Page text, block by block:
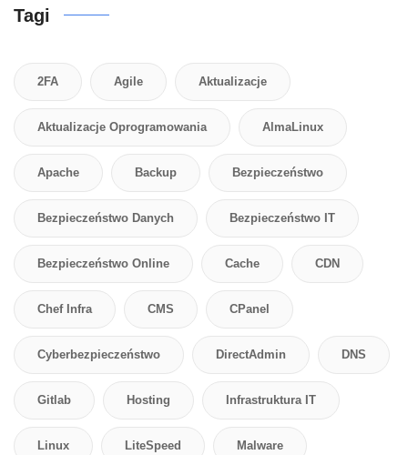
Tagi
2FA Agile Aktualizacje
Aktualizacje Oprogramowania AlmaLinux
Apache Backup Bezpieczeństwo
Bezpieczeństwo Danych Bezpieczeństwo IT
Bezpieczeństwo Online Cache CDN
Chef Infra CMS CPanel
Cyberbezpieczeństwo DirectAdmin DNS
Gitlab Hosting Infrastruktura IT
Linux LiteSpeed Malware